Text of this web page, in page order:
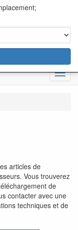
Menu
articles de
Vous trouverez
de
contacter avec une
techniques et de